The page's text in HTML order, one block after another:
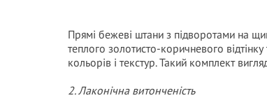
Прямі бежеві штани з підворотами на
теплого золотисто-коричневого
кольорів і текстур. Такий комплект
2. Лаконічна витонченість